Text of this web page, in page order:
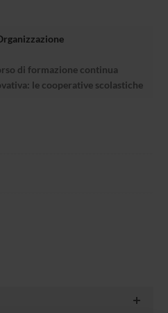
di formazione continua
le cooperative scolastiche